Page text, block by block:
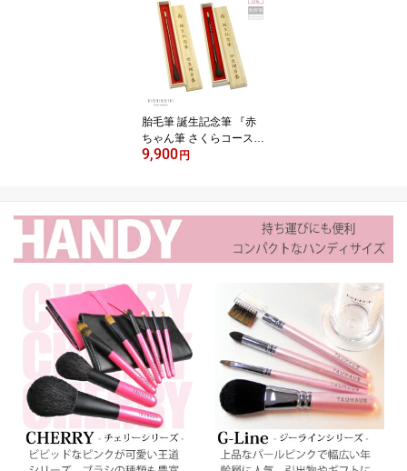
入りチークブラシ』女性
プレゼント ギフト お洒
落 可愛い 20代 30代 40
代 50代 母の日 結婚祝 引
き出物 引出物 ホワイト
胎毛筆 誕生記念筆 『赤
ちゃん筆 さくらコース
（2色）』（BABY-SAKU
メモリアル オーダーメイ
ド 世界にひとつ
9,900円